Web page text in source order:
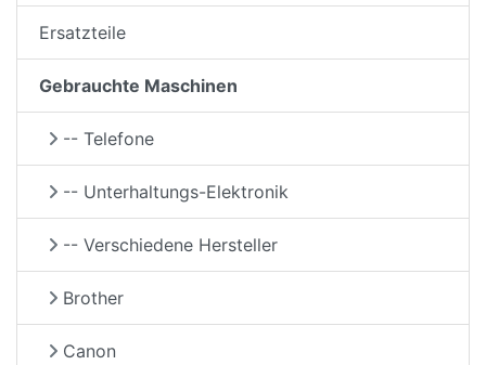
Ersatzteile
Gebrauchte Maschinen
-- Telefone
-- Unterhaltungs-Elektronik
-- Verschiedene Hersteller
Brother
Canon